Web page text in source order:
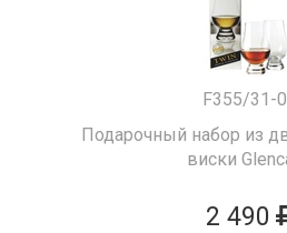
F355/31-
Подарочный набор из
виски
2 490